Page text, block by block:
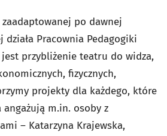
zaadaptowanej po dawnej
Pracownia Pedagogiki
jest przybliżenie teatru do widza,
fizycznych,
projekty dla każdego, które
m.in. osoby z
– Katarzyna Krajewska,